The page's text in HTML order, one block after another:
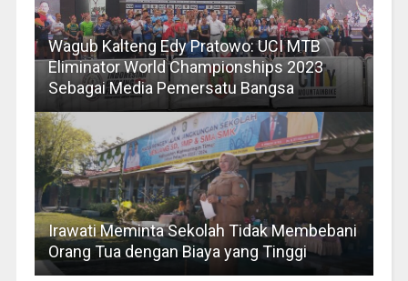
Wagub Kalteng Edy Pratowo: UCI MTB
Eliminator World Championships 2023
Sebagai Media Pemersatu Bangsa
Irawati Meminta Sekolah Tidak Membebani
Orang Tua dengan Biaya yang Tinggi